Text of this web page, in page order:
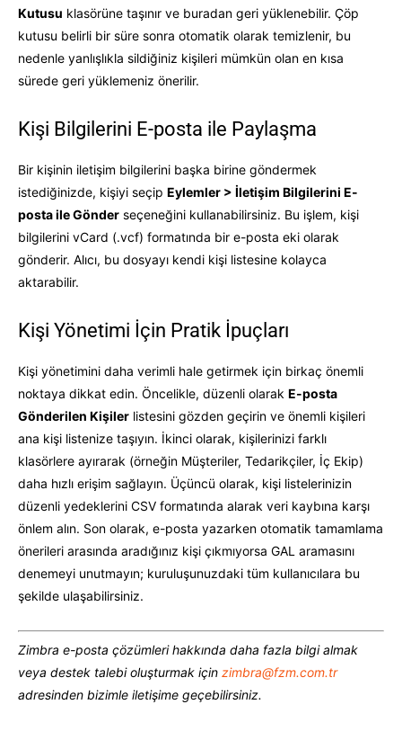
Kutusu klasörüne taşınır ve buradan geri yüklenebilir. Çöp
kutusu belirli bir süre sonra otomatik olarak temizlenir, bu
nedenle yanlışlıkla sildiğiniz kişileri mümkün olan en kısa
sürede geri yüklemeniz önerilir.
Kişi Bilgilerini E-posta ile Paylaşma
Bir kişinin iletişim bilgilerini başka birine göndermek
istediğinizde, kişiyi seçip Eylemler > İletişim Bilgilerini E-
posta ile Gönder seçeneğini kullanabilirsiniz. Bu işlem, kişi
bilgilerini vCard (.vcf) formatında bir e-posta eki olarak
gönderir. Alıcı, bu dosyayı kendi kişi listesine kolayca
aktarabilir.
Kişi Yönetimi İçin Pratik İpuçları
Kişi yönetimini daha verimli hale getirmek için birkaç önemli
noktaya dikkat edin. Öncelikle, düzenli olarak E-posta
Gönderilen Kişiler listesini gözden geçirin ve önemli kişileri
ana kişi listenize taşıyın. İkinci olarak, kişilerinizi farklı
klasörlere ayırarak (örneğin Müşteriler, Tedarikçiler, İç Ekip)
daha hızlı erişim sağlayın. Üçüncü olarak, kişi listelerinizin
düzenli yedeklerini CSV formatında alarak veri kaybına karşı
önlem alın. Son olarak, e-posta yazarken otomatik tamamlama
önerileri arasında aradığınız kişi çıkmıyorsa GAL aramasını
denemeyi unutmayın; kuruluşunuzdaki tüm kullanıcılara bu
şekilde ulaşabilirsiniz.
Zimbra e-posta çözümleri hakkında daha fazla bilgi almak
veya destek talebi oluşturmak için zimbra@fzm.com.tr
adresinden bizimle iletişime geçebilirsiniz.